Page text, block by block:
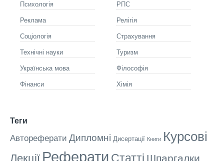
Психологія
РПС
Реклама Релігія
Соціологія Страхування
Технічні науки Туризм
Українська мова Філософія
Фінанси Хімія
Теги
Автореферати Дипломні Дисертації Книги Курсові
Лекції Реферати Статті Шпаргалки